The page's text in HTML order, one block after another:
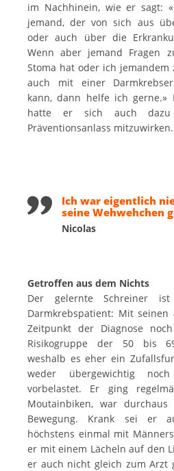
im Nachhinein, wie er sagt:
jemand, der von sich aus
oder auch über die
Wenn aber jemand Fragen
Stoma hat oder ich jemandem
auch mit einer
kann, dann helfe ich gerne.»
hatte er sich auch
Präventionsanlass mitzuwirken.
Ich war eigentlich
seine Wehwehchen
Nicolas
Getroffen aus dem Nichts
Der gelernte Schreiner
Darmkrebspatient: Mit
Zeitpunkt der Diagnose
Risikogruppe der 50 bis
weshalb es eher ein
weder übergewichtig
vorbelastet. Er ging
Moutainbiken, war
Bewegung. Krank sei er
höchstens einmal mit
er mit einem Lächeln auf den
er auch nicht gleich zum Arzt